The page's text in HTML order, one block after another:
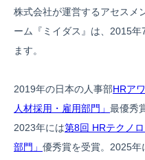
株式会社が運営するアセスメ
ーム『ミイダス』は、2015
ます。
2019年の日本の人事部HRア
人材採用・雇用部門」 最優秀
2023年には第8回 HRテクノ
部門」 優秀賞を受賞。2025年